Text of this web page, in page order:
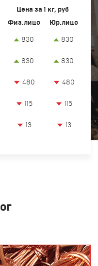
в Тюмени
Цена за 1 кг, руб
Физ.лицо
Юр.лицо
830 830
830 830
480 480
115 115
13 13